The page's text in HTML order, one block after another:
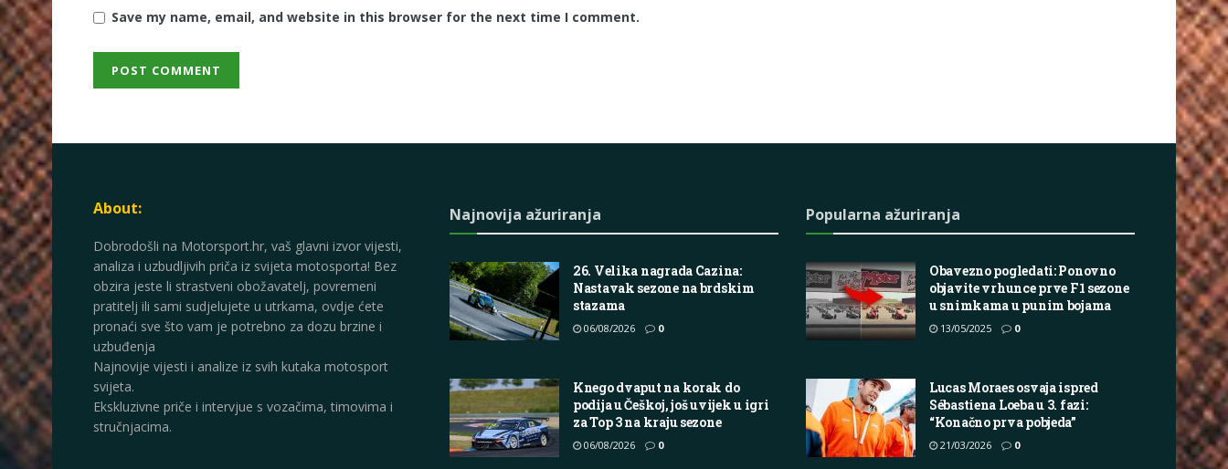
Save my name, email, and website in this browser for the next time I comment.
About:
Dobrodošli na Motorsport.hr, vaš glavni izvor vijesti,
analiza i uzbudljivih priča iz svijeta motosporta! Bez
obzira jeste li strastveni obožavatelj, povremeni
pratitelj ili sami sudjelujete u utrkama, ovdje ćete
pronaći sve što vam je potrebno za dozu brzine i
uzbuđenja
Najnovije vijesti i analize iz svih kutaka motosport
svijeta.
Ekskluzivne priče i intervjue s vozačima, timovima i
stručnjacima.
Najnovija ažuriranja
26. Velika nagrada Cazina:
Nastavak sezone na brdskim
stazama
06/08/2026 0
Knego dvaput na korak do
podija u Češkoj, još uvijek u igri
za Top 3 na kraju sezone
06/08/2026 0
Popularna ažuriranja
Obavezno pogledati: Ponovno
objavite vrhunce prve F1 sezone
u snimkama u punim bojama
13/05/2025 0
Lucas Moraes osvaja ispred
Sébastiena Loeba u 3. fazi:
“Konačno prva pobjeda”
21/03/2026 0